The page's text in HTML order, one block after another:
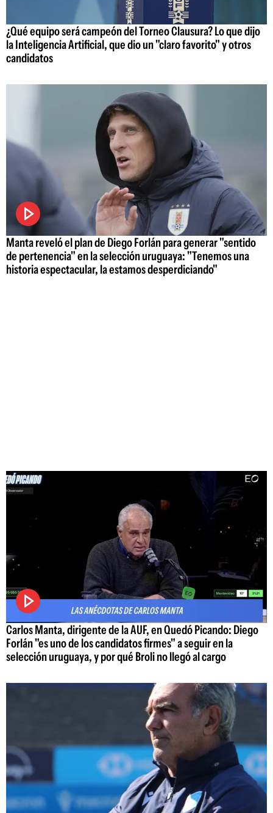
¿Qué equipo será campeón del Torneo Clausura? Lo que dijo
la Inteligencia Artificial, que dio un "claro favorito" y otros
candidatos
Manta reveló el plan de Diego Forlán para generar "sentido
de pertenencia" en la selección uruguaya: "Tenemos una
historia espectacular, la estamos desperdiciando"
Carlos Manta, dirigente de la AUF, en Quedó Picando: Diego
Forlán "es uno de los candidatos firmes" a seguir en la
selección uruguaya, y por qué Broli no llegó al cargo